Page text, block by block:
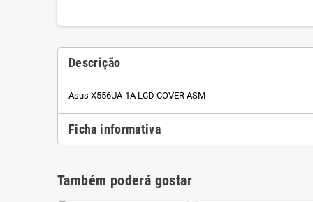
Descrição
Asus X556UA-1A LCD COVER ASM
Ficha informativa
Também poderá gostar